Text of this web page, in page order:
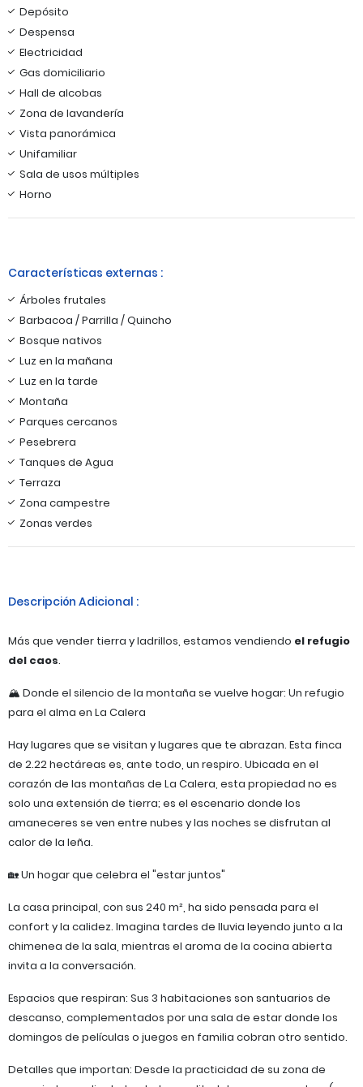
Depósito
Despensa
Electricidad
Gas domiciliario
Hall de alcobas
Zona de lavandería
Vista panorámica
Unifamiliar
Sala de usos múltiples
Horno
Características externas :
Árboles frutales
Barbacoa / Parrilla / Quincho
Bosque nativos
Luz en la mañana
Luz en la tarde
Montaña
Parques cercanos
Pesebrera
Tanques de Agua
Terraza
Zona campestre
Zonas verdes
Descripción Adicional :
Más que vender tierra y ladrillos, estamos vendiendo el refugio
del caos.
​🏔️ Donde el silencio de la montaña se vuelve hogar: Un refugio
para el alma en La Calera
​Hay lugares que se visitan y lugares que te abrazan. Esta finca
de 2.22 hectáreas es, ante todo, un respiro. Ubicada en el
corazón de las montañas de La Calera, esta propiedad no es
solo una extensión de tierra; es el escenario donde los
amaneceres se ven entre nubes y las noches se disfrutan al
calor de la leña.
​🏡 Un hogar que celebra el "estar juntos"
​La casa principal, con sus 240 m², ha sido pensada para el
confort y la calidez. Imagina tardes de lluvia leyendo junto a la
chimenea de la sala, mientras el aroma de la cocina abierta
invita a la conversación.
​Espacios que respiran: Sus 3 habitaciones son santuarios de
descanso, complementados por una sala de estar donde los
domingos de películas o juegos en familia cobran otro sentido.
​Detalles que importan: Desde la practicidad de su zona de